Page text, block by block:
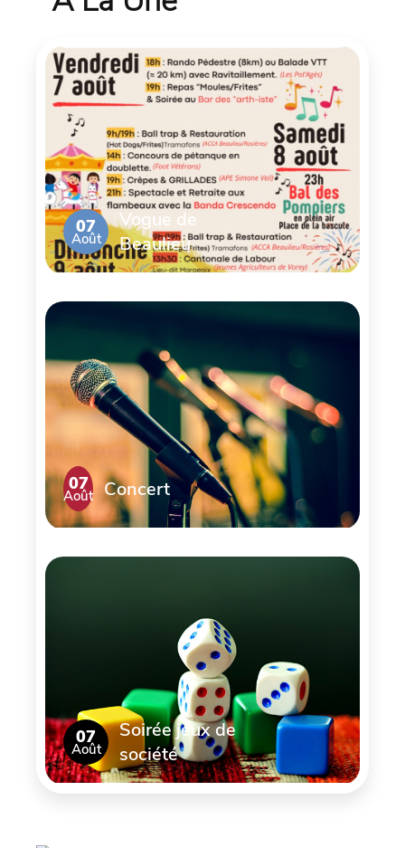
07
Août
Vogue de
Beaulieu
07
Août Concert
07
Août
Soirée jeux de
société